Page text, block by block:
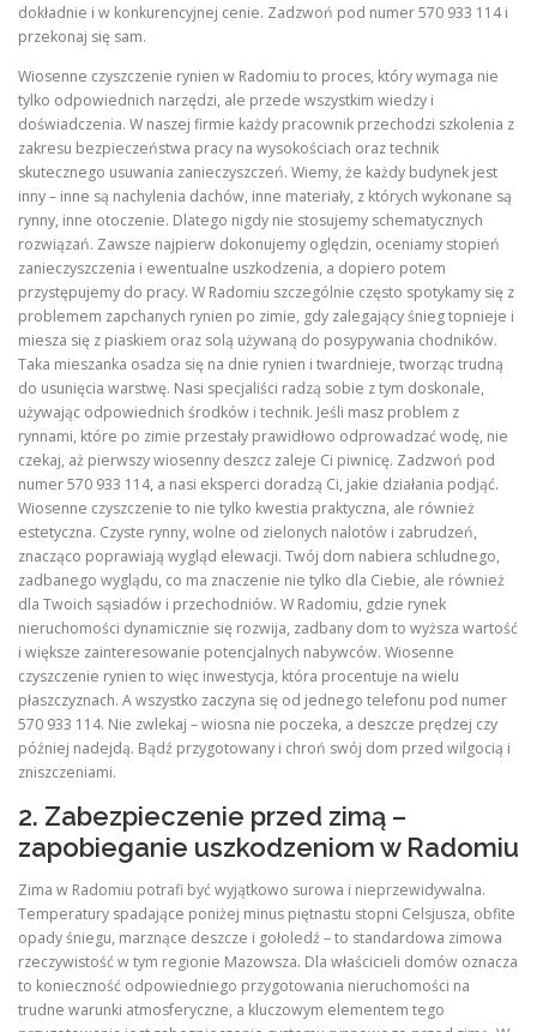
dokładnie i w konkurencyjnej cenie. Zadzwoń pod numer 570 933 114 i
przekonaj się sam.
Wiosenne czyszczenie rynien w Radomiu to proces, który wymaga nie
tylko odpowiednich narzędzi, ale przede wszystkim wiedzy i
doświadczenia. W naszej firmie każdy pracownik przechodzi szkolenia z
zakresu bezpieczeństwa pracy na wysokościach oraz technik
skutecznego usuwania zanieczyszczeń. Wiemy, że każdy budynek jest
inny – inne są nachylenia dachów, inne materiały, z których wykonane są
rynny, inne otoczenie. Dlatego nigdy nie stosujemy schematycznych
rozwiązań. Zawsze najpierw dokonujemy oględzin, oceniamy stopień
zanieczyszczenia i ewentualne uszkodzenia, a dopiero potem
przystępujemy do pracy. W Radomiu szczególnie często spotykamy się z
problemem zapchanych rynien po zimie, gdy zalegający śnieg topnieje i
miesza się z piaskiem oraz solą używaną do posypywania chodników.
Taka mieszanka osadza się na dnie rynien i twardnieje, tworząc trudną
do usunięcia warstwę. Nasi specjaliści radzą sobie z tym doskonale,
używając odpowiednich środków i technik. Jeśli masz problem z
rynnami, które po zimie przestały prawidłowo odprowadzać wodę, nie
czekaj, aż pierwszy wiosenny deszcz zaleje Ci piwnicę. Zadzwoń pod
numer 570 933 114, a nasi eksperci doradzą Ci, jakie działania podjąć.
Wiosenne czyszczenie to nie tylko kwestia praktyczna, ale również
estetyczna. Czyste rynny, wolne od zielonych nalotów i zabrudzeń,
znacząco poprawiają wygląd elewacji. Twój dom nabiera schludnego,
zadbanego wyglądu, co ma znaczenie nie tylko dla Ciebie, ale również
dla Twoich sąsiadów i przechodniów. W Radomiu, gdzie rynek
nieruchomości dynamicznie się rozwija, zadbany dom to wyższa wartość
i większe zainteresowanie potencjalnych nabywców. Wiosenne
czyszczenie rynien to więc inwestycja, która procentuje na wielu
płaszczyznach. A wszystko zaczyna się od jednego telefonu pod numer
570 933 114. Nie zwlekaj – wiosna nie poczeka, a deszcze prędzej czy
później nadejdą. Bądź przygotowany i chroń swój dom przed wilgocią i
zniszczeniami.
2. Zabezpieczenie przed zimą –
zapobieganie uszkodzeniom w Radomiu
Zima w Radomiu potrafi być wyjątkowo surowa i nieprzewidywalna.
Temperatury spadające poniżej minus piętnastu stopni Celsjusza, obfite
opady śniegu, marznące deszcze i gołoledź – to standardowa zimowa
rzeczywistość w tym regionie Mazowsza. Dla właścicieli domów oznacza
to konieczność odpowiedniego przygotowania nieruchomości na
trudne warunki atmosferyczne, a kluczowym elementem tego